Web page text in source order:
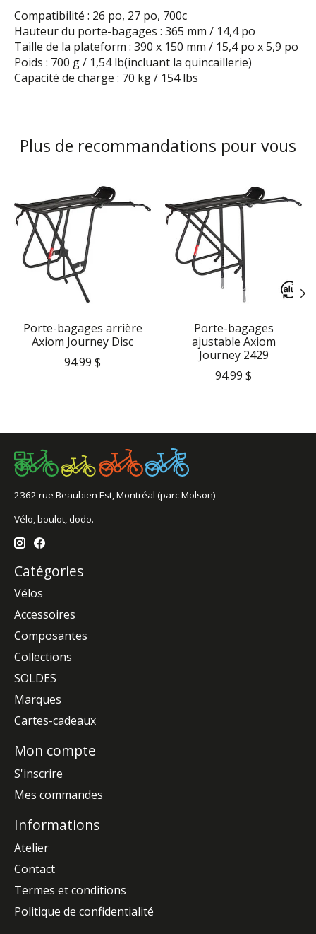
Compatibilité : 26 po, 27 po, 700c
Hauteur du porte-bagages : 365 mm / 14,4 po
Taille de la plateform : 390 x 150 mm / 15,4 po x 5,9 po
Poids : 700 g / 1,54 lb(incluant la quincaillerie)
Capacité de charge : 70 kg / 154 lbs
Plus de recommandations pour vous
Articles du carrousel de produits
Porte-bagages arrière
Axiom Journey Disc
94.99 $
Porte-bagages
ajustable Axiom
Journey 2429
94.99 $
2362 rue Beaubien Est, Montréal (parc Molson)
Vélo, boulot, dodo.
Catégories
Vélos
Accessoires
Composantes
Collections
SOLDES
Marques
Cartes-cadeaux
Mon compte
S'inscrire
Mes commandes
Informations
Atelier
Contact
Termes et conditions
Politique de confidentialité